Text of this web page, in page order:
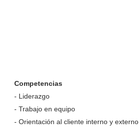
Competencias
- Liderazgo
- Trabajo en equipo
- Orientación al cliente interno y externo